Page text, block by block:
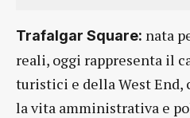
Trafalgar Square: nata
reali, oggi rappresenta il
turistici e della West End,
la vita amministrativa e